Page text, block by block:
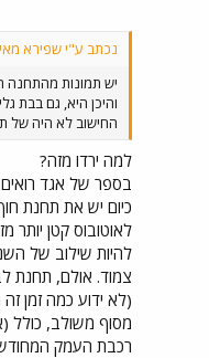
נכתב ע"י שפירא
יש תמונות
החישוב לא היה של
למה ירדו מזה?
בספר של אגד
כיום יש את תחנת
לאוטובוס קטן
להיות שילוב של
צמוד. אולם, תחנת
(לא ידוע כמה זמן
מסוף משולב, כולל
רכבת העמק